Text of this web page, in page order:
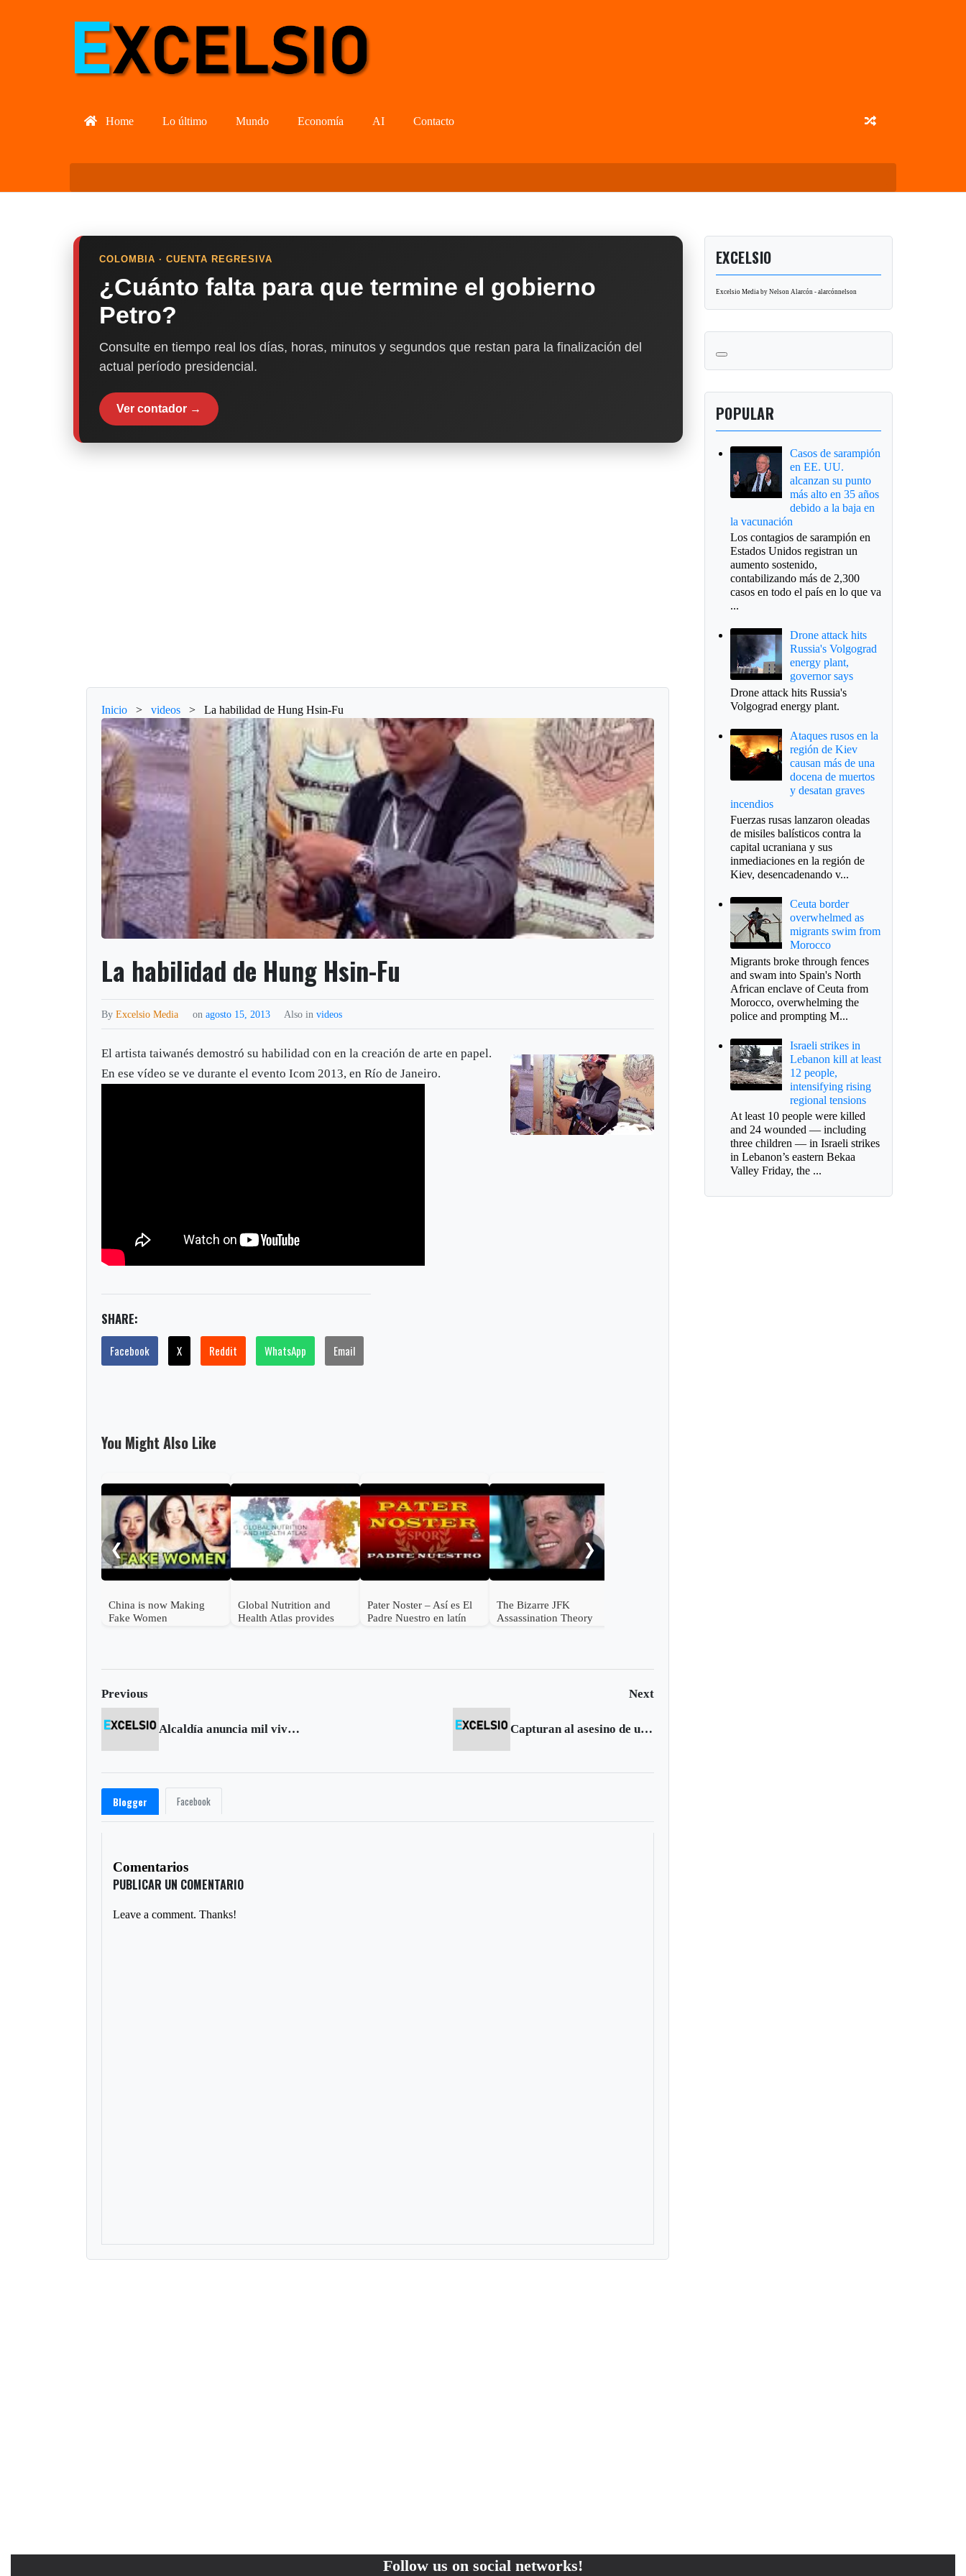
Home Lo último Mundo Economía AI Contacto
COLOMBIA · CUENTA REGRESIVA
¿Cuánto falta para que termine el gobierno
Petro?
Consulte en tiempo real los días, horas, minutos y segundos que restan para la finalización del
actual período presidencial.
Ver contador →
Inicio > videos > La habilidad de Hung Hsin-Fu
La habilidad de Hung Hsin-Fu
ByExcelsio Media onagosto 15, 2013 Also invideos
El artista taiwanés demostró su habilidad con en la creación de arte en papel.
En ese vídeo se ve durante el evento Icom 2013, en Río de Janeiro.
SHARE:
Facebook X Reddit WhatsApp Email
You Might Also Like
❮
China is now Making
Fake Women
Global Nutrition and
Health Atlas provides
Pater Noster – Así es El
Padre Nuestro en latín
The Bizarre JFK
Assassination Theory
❯
Previous Next
Alcaldía anuncia mil viviendas de ahorro programado para Tunja Capturan al asesino de una mujer en Tunja
Blogger Facebook
Comentarios
PUBLICAR UN COMENTARIO
Leave a comment. Thanks!
EXCELSIO
Excelsio Media by Nelson Alarcón - alarcónnelson
POPULAR
Casos de sarampión
en EE. UU.
alcanzan su punto
más alto en 35 años
debido a la baja en
la vacunación
Los contagios de sarampión en
Estados Unidos registran un
aumento sostenido,
contabilizando más de 2,300
casos en todo el país en lo que va
...
Drone attack hits
Russia's Volgograd
energy plant,
governor says
Drone attack hits Russia's
Volgograd energy plant.
Ataques rusos en la
región de Kiev
causan más de una
docena de muertos
y desatan graves
incendios
Fuerzas rusas lanzaron oleadas
de misiles balísticos contra la
capital ucraniana y sus
inmediaciones en la región de
Kiev, desencadenando v...
Ceuta border
overwhelmed as
migrants swim from
Morocco
Migrants broke through fences
and swam into Spain's North
African enclave of Ceuta from
Morocco, overwhelming the
police and prompting M...
Israeli strikes in
Lebanon kill at least
12 people,
intensifying rising
regional tensions
At least 10 people were killed
and 24 wounded — including
three children — in Israeli strikes
in Lebanon’s eastern Bekaa
Valley Friday, the ...
Follow us on social networks!